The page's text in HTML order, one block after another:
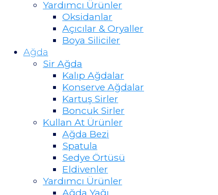
Yardımcı Ürünler
Oksidanlar
Açıcılar & Oryaller
Boya Siliciler
Ağda
Sir Ağda
Kalıp Ağdalar
Konserve Ağdalar
Kartuş Sirler
Boncuk Sirler
Kullan At Ürünler
Ağda Bezi
Spatula
Sedye Örtüsü
Eldivenler
Yardımcı Ürünler
Ağda Yağı